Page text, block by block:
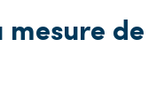
de